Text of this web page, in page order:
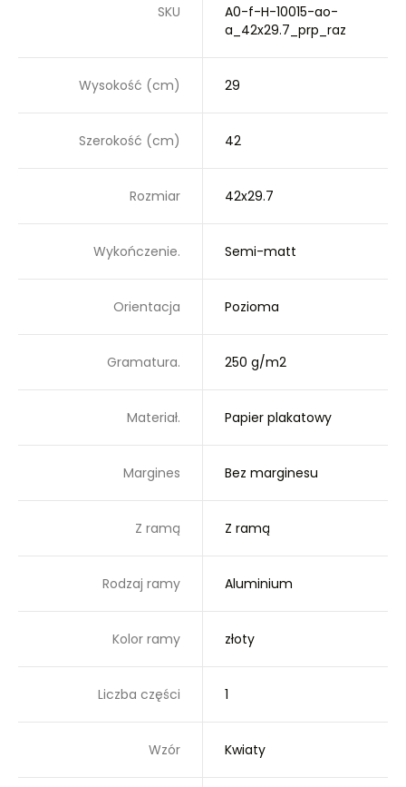
SKU
A0-f-H-10015-ao-
a_42x29.7_prp_raz
Wysokość (cm) 29
Szerokość (cm) 42
Rozmiar 42x29.7
Wykończenie. Semi-matt
Orientacja Pozioma
Gramatura. 250 g/m2
Materiał. Papier plakatowy
Margines Bez marginesu
Z ramą Z ramą
Rodzaj ramy Aluminium
Kolor ramy złoty
Liczba części 1
Wzór Kwiaty